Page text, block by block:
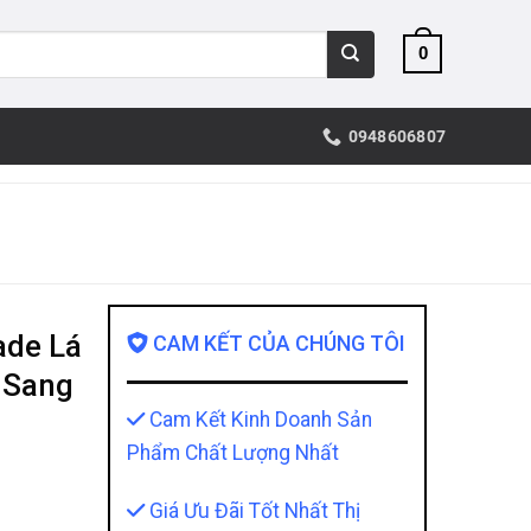
0
0948606807
Lá
CAM KẾT CỦA CHÚNG TÔI
Cam Kết Kinh Doanh Sản
Phẩm Chất Lượng Nhất
Giá Ưu Đãi Tốt Nhất Thị